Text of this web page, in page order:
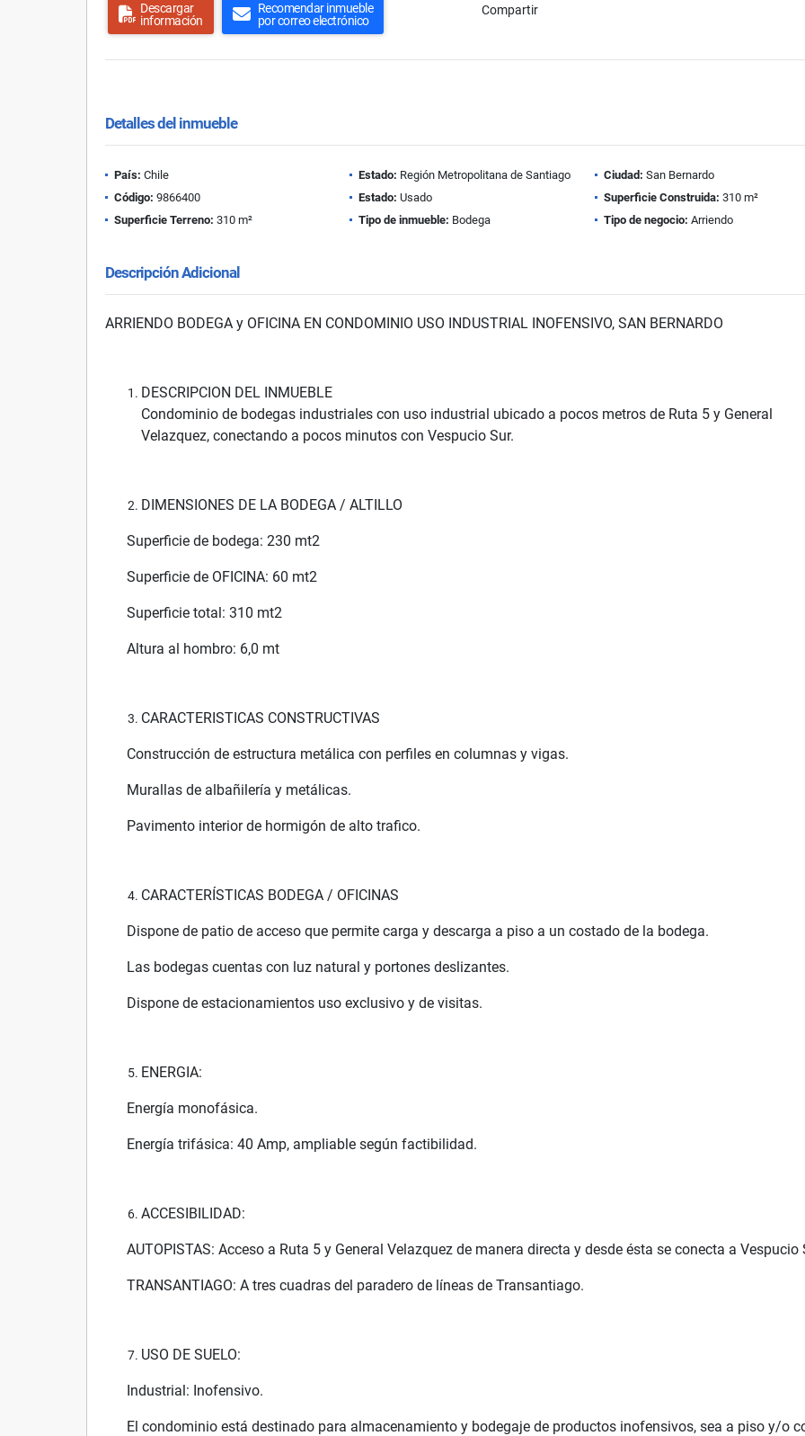
Descargar
información
Recomendar inmueble
por correo electrónico
Compartir
Detalles del inmueble
País: Chile Estado: Región Metropolitana de Santiago Ciudad: San Bernardo
Código: 9866400 Estado: Usado Superficie Construida: 310 m²
Superficie Terreno: 310 m² Tipo de inmueble: Bodega Tipo de negocio: Arriendo
Descripción Adicional
ARRIENDO BODEGA y OFICINA EN CONDOMINIO USO INDUSTRIAL INOFENSIVO, SAN BERNARDO
DESCRIPCION DEL INMUEBLE
Condominio de bodegas industriales con uso industrial ubicado a pocos metros de Ruta 5 y General
Velazquez, conectando a pocos minutos con Vespucio Sur.
DIMENSIONES DE LA BODEGA / ALTILLO
Superficie de bodega: 230 mt2
Superficie de OFICINA: 60 mt2
Superficie total: 310 mt2
Altura al hombro: 6,0 mt
CARACTERISTICAS CONSTRUCTIVAS
Construcción de estructura metálica con perfiles en columnas y vigas.
Murallas de albañilería y metálicas.
Pavimento interior de hormigón de alto trafico.
CARACTERÍSTICAS BODEGA / OFICINAS
Dispone de patio de acceso que permite carga y descarga a piso a un costado de la bodega.
Las bodegas cuentas con luz natural y portones deslizantes.
Dispone de estacionamientos uso exclusivo y de visitas.
ENERGIA:
Energía monofásica.
Energía trifásica: 40 Amp, ampliable según factibilidad.
ACCESIBILIDAD:
AUTOPISTAS: Acceso a Ruta 5 y General Velazquez de manera directa y desde ésta se conecta a Vespucio
TRANSANTIAGO: A tres cuadras del paradero de líneas de Transantiago.
USO DE SUELO:
Industrial: Inofensivo.
El condominio está destinado para almacenamiento y bodegaje de productos inofensivos, sea a piso y/o